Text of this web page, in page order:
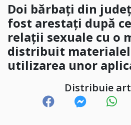
Doi bărbați din
fost arestați după
relații sexuale cu o
distribuit
utilizarea unor
Distribuie